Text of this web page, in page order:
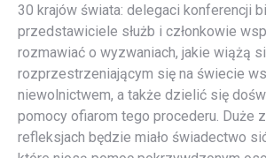
30 krajów świata: delegaci konferencji
przedstawiciele służb i członkowie
rozmawiać o wyzwaniach, jakie wiążą
rozprzestrzeniającym się na świecie
niewolnictwem, a także dzielić się
pomocy ofiarom tego procederu. Duże
refleksjach będzie miało świadectwo